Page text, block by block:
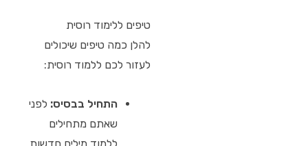
טיפים ללימוד רוסית
להלן כמה טיפים שיכולים
לעזור לכם ללמוד רוסית:
התחיל בבסיס: לפני
שאתם מתחילים
ללמוד מילים חדשות